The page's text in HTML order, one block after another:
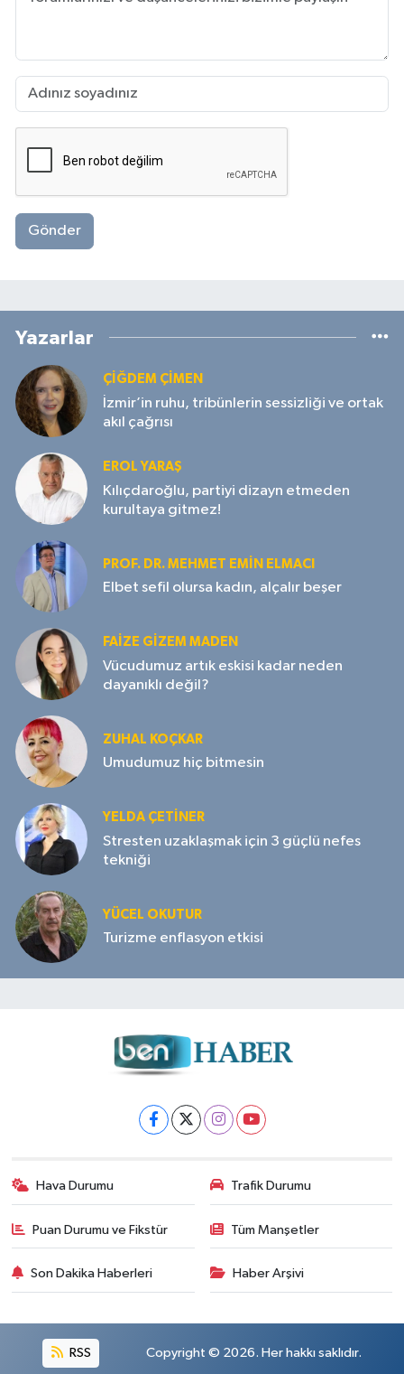
Gönder
Yazarlar
ÇIĞDEM ÇIMEN
İzmir’in ruhu, tribünlerin sessizliği ve ortak
akıl çağrısı
EROL YARAŞ
Kılıçdaroğlu, partiyi dizayn etmeden
kurultaya gitmez!
PROF. DR. MEHMET EMIN ELMACI
Elbet sefil olursa kadın, alçalır beşer
FAIZE GIZEM MADEN
Vücudumuz artık eskisi kadar neden
dayanıklı değil?
ZUHAL KOÇKAR
Umudumuz hiç bitmesin
YELDA ÇETİNER
Stresten uzaklaşmak için 3 güçlü nefes
tekniği
YÜCEL OKUTUR
Turizme enflasyon etkisi
Hava Durumu Trafik Durumu
Puan Durumu ve Fikstür Tüm Manşetler
Son Dakika Haberleri Haber Arşivi
RSS Copyright © 2026. Her hakkı saklıdır.